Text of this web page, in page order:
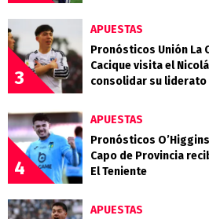
3
APUESTAS
Pronósticos Unión La
Cacique visita el
consolidar su
4
APUESTAS
Pronósticos
Capo de Provincia
El Teniente
APUESTAS